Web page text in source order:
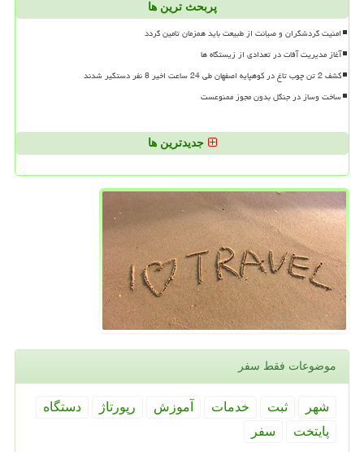
پربحث ترین ها
امنیت گردشگران و صیانت از طبیعت باید همزمان تامین گردد
آغاز مدیریت آفات در تعدادی از زیستگاه ها
کشف 2 تن چوب تاغ در کوهپایه اصفهان طی 24 ساعت اخیر 8 نفر دستگیر شدند
ساخت وساز در جنگل بدون مجوز ممنوعست
جدیدترین ها
موضوعات فقط سفر
شهر ثبت خدمات آموزش رپورتاژ
دستگاه
پایتخت
سفر